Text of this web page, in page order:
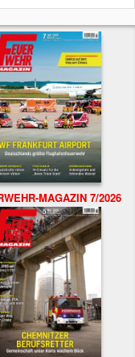
MAGAZIN 7/2026